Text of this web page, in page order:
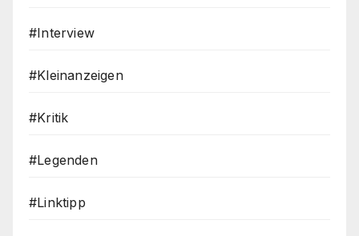
#Interview
#Kleinanzeigen
#Kritik
#Legenden
#Linktipp